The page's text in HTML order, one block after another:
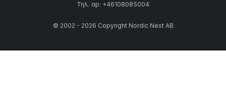
Τηλ. αρ: +46108085004
© 2002 - 2026 Copyright Nordic Nest AB